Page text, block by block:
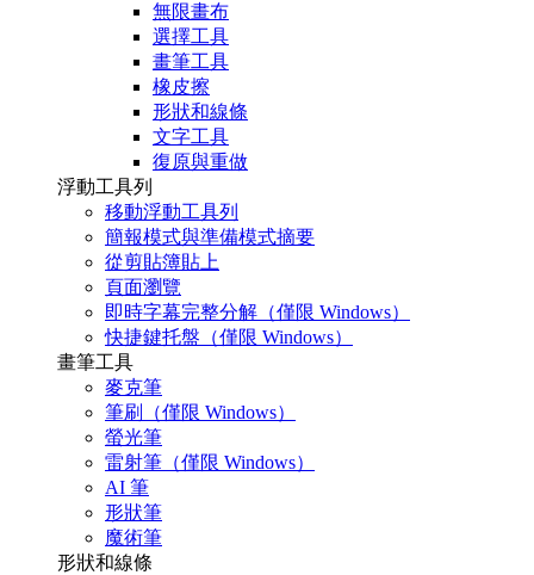
無限畫布
選擇工具
畫筆工具
橡皮擦
形狀和線條
文字工具
復原與重做
浮動工具列
移動浮動工具列
簡報模式與準備模式摘要
從剪貼簿貼上
頁面瀏覽
即時字幕完整分解（僅限 Windows）
快捷鍵托盤（僅限 Windows）
畫筆工具
麥克筆
筆刷（僅限 Windows）
螢光筆
雷射筆（僅限 Windows）
AI 筆
形狀筆
魔術筆
形狀和線條